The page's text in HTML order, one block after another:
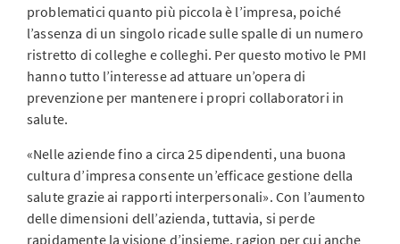
problematici quanto più piccola è l’impresa, poiché
l’assenza di un singolo ricade sulle spalle di un numero
ristretto di colleghe e colleghi. Per questo motivo le PMI
hanno tutto l’interesse ad attuare un’opera di
prevenzione per mantenere i propri collaboratori in
salute.
«Nelle aziende fino a circa 25 dipendenti, una buona
cultura d’impresa consente un’efficace gestione della
salute grazie ai rapporti interpersonali». Con l’aumento
delle dimensioni dell’azienda, tuttavia, si perde
rapidamente la visione d’insieme, ragion per cui anche